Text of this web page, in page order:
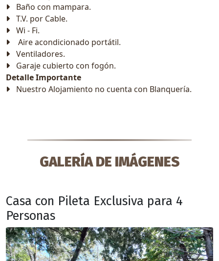
Baño con mampara.
T.V. por Cable.
Wi - Fi.
Aire acondicionado portátil.
Ventiladores.
Garaje cubierto con fogón.
Detalle Importante
Nuestro Alojamiento no cuenta con Blanquería.
GALERÍA DE IMÁGENES
Casa con Pileta Exclusiva para 4
Personas